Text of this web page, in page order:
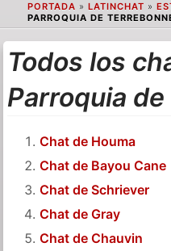
PORTADA » LATINCHAT »
PARROQUIA DE
Todos los
Parroquia
Chat de Houma
Chat de Bayou Cane
Chat de Schriever
Chat de Gray
Chat de Chauvin